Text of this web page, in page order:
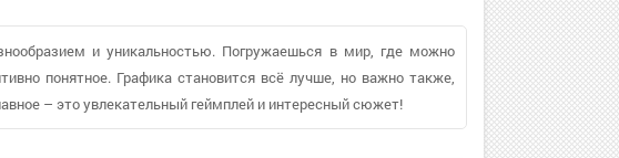
и уникальностью. Погружаешься в мир, где можно
понятное. Графика становится всё лучше, но важно также,
– это увлекательный геймплей и интересный сюжет!